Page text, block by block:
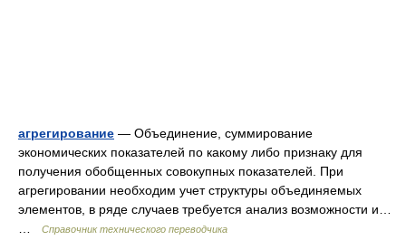
агрегирование — Объединение, суммирование
экономических показателей по какому либо признаку для
получения обобщенных совокупных показателей. При
агрегировании необходим учет структуры объединяемых
элементов, в ряде случаев требуется анализ возможности и…
Справочник технического переводчика